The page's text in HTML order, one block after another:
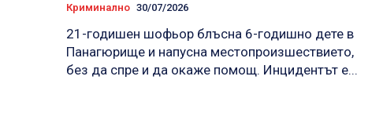
Криминално 30/07/2026
21-годишен шофьор блъсна 6-годишно дете в
Панагюрище и напусна местопроизшествието,
без да спре и да окаже помощ. Инцидентът е...